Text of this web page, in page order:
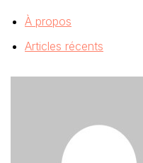
À propos
Articles récents